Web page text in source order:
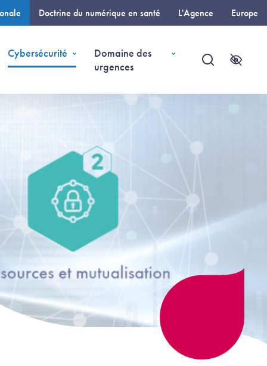
Doctrine du numérique en santé L'Agence Europe
Cybersécurité
Domaine des
urgences
Recherche